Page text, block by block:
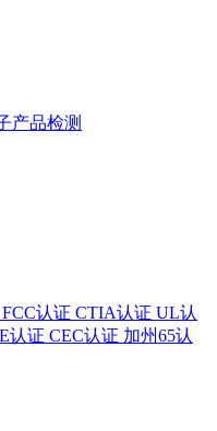
产品检测
FCC认证 CTIA认证 UL认
认证 CEC认证 加州65认